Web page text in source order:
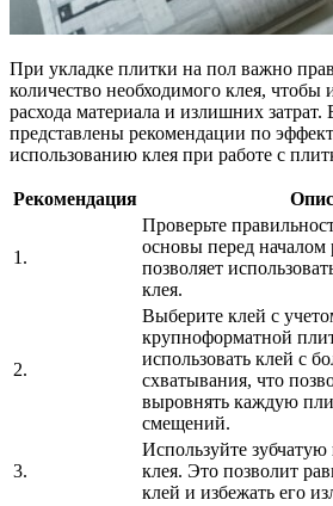
При укладке плитки на пол важно
количество необходимого клея, чтобы
расхода материала и излишних затрат.
представлены рекомендации по
использованию клея при работе с
Рекомендация
1.
Проверьте
основы перед началом
позволяет
клея.
2.
Выберите клей с
крупноформатной
использовать клей с
схватывания, что
выровнять каждую
смещений.
3.
Используйте
клея. Это позволит
клей и избежать его